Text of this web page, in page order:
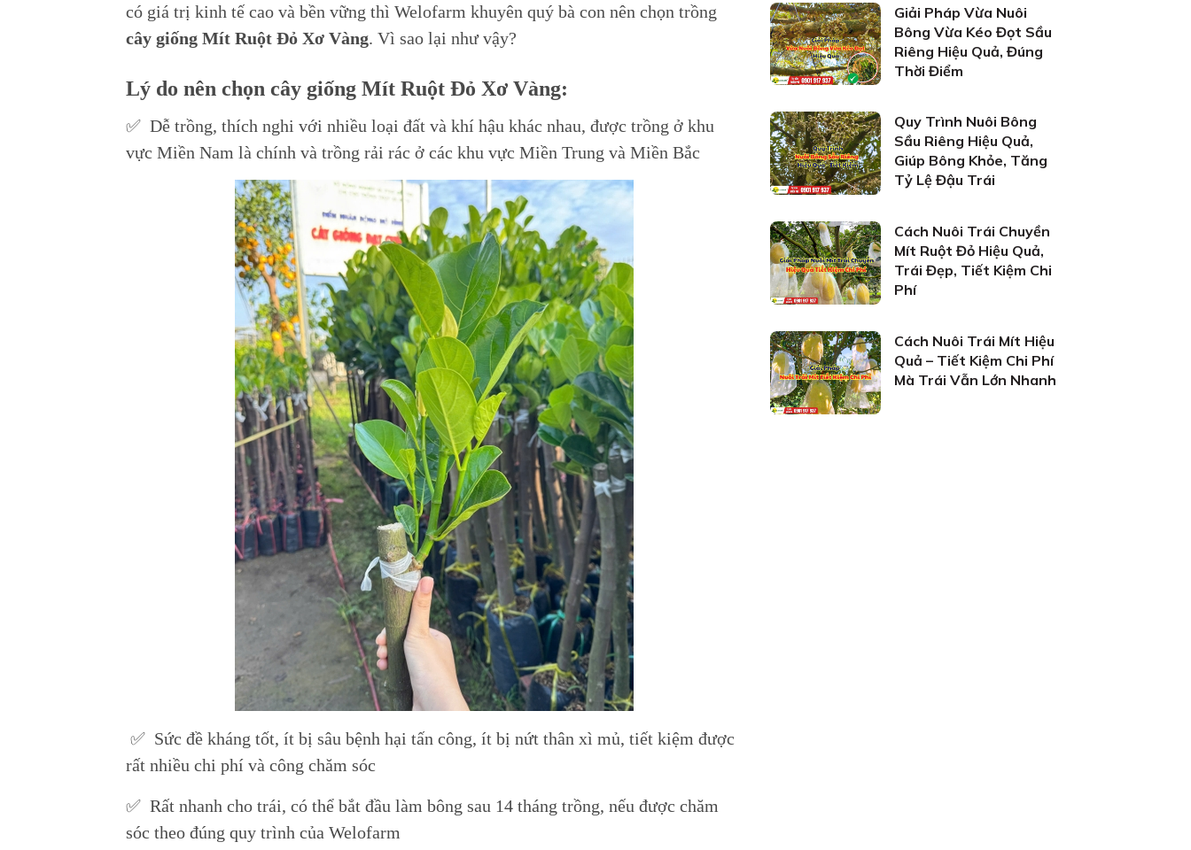
có giá trị kinh tế cao và bền vững thì Welofarm khuyên quý bà con nên chọn trồng
cây giống Mít Ruột Đỏ Xơ Vàng. Vì sao lại như vậy?
Lý do nên chọn cây giống Mít Ruột Đỏ Xơ Vàng:
✅ Dễ trồng, thích nghi với nhiều loại đất và khí hậu khác nhau, được trồng ở khu
vực Miền Nam là chính và trồng rải rác ở các khu vực Miền Trung và Miền Bắc
✅ Sức đề kháng tốt, ít bị sâu bệnh hại tấn công, ít bị nứt thân xì mủ, tiết kiệm được
rất nhiều chi phí và công chăm sóc
✅ Rất nhanh cho trái, có thể bắt đầu làm bông sau 14 tháng trồng, nếu được chăm
sóc theo đúng quy trình của Welofarm
Giải Pháp Vừa Nuôi
Bông Vừa Kéo Đọt Sầu
Riêng Hiệu Quả, Đúng
Thời Điểm
Quy Trình Nuôi Bông
Sầu Riêng Hiệu Quả,
Giúp Bông Khỏe, Tăng
Tỷ Lệ Đậu Trái
Cách Nuôi Trái Chuyền
Mít Ruột Đỏ Hiệu Quả,
Trái Đẹp, Tiết Kiệm Chi
Phí
Cách Nuôi Trái Mít Hiệu
Quả – Tiết Kiệm Chi Phí
Mà Trái Vẫn Lớn Nhanh